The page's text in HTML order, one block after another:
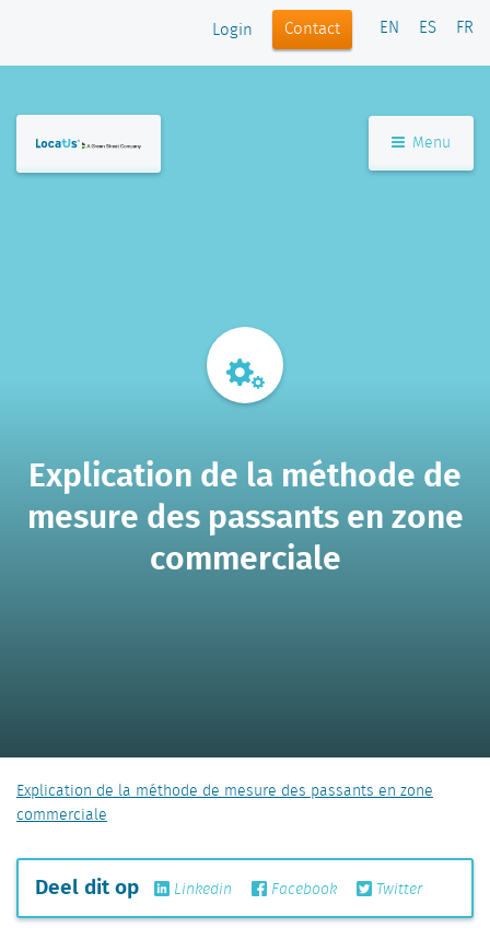
Login Contact EN ES FR
Menu
Explication de la méthode de
mesure des passants en zone
commerciale
Explication de la méthode de mesure des passants en zone
commerciale
Deel dit op Linkedin Facebook Twitter